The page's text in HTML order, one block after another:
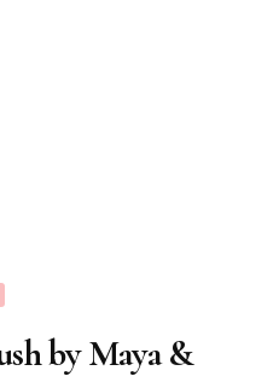
by Maya &